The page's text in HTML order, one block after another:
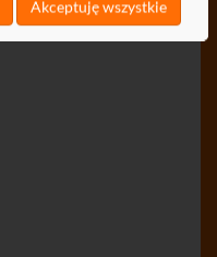
Akceptuję wszystkie